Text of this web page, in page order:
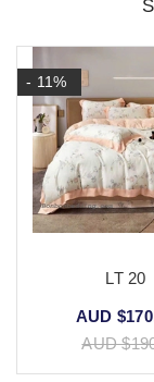
- 11%
LT 20
AUD
AUD